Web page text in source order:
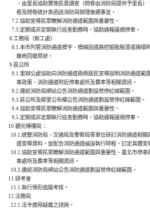
，由里長協助實施民意調查（問卷由消防局提供予里長
            卷及問卷統計表函送消防局辦理後續事宜。
        7.2.協助宣導民眾瞭解消防通道範圍與重要性。
        7.3.定期或非定期執行巡查勤務時，協助通報違規停車。
      8.工務局（新工處）
8.1.本市列管消防通道標字、標線因道路挖掘致脫落或損
            廠商回復原狀。
      9.區公所
9.1.里辦公處協助向消防通道兩側居民宣導說明消防通道
            車政策、消防通道附近停車處所及費率等相關資訊。
        9.2.連結消防局網站公告消防通道劃設禁停紅線範圍。
        9.3.區公所及鄰里公布欄公告消防通道劃設禁停紅線範圍。
        9.4.協助宣導民眾瞭解消防通道範圍與重要性。
        9.5.定期或非定期執行巡查勤務時，協助通報違規停車。
     10.觀光傳播局：
10.1.統整消防局、交通局及警察局等單位研訂消防通道相
道宣導資料，並配合消防通道繪設執行時程，訂定具體宣
10.2.協助宣導民眾瞭解消防通道範圍與重要性、臺北市停
            車處所及費率等相關資訊。
       10.3.連結消防局網站公告消防通道劃設禁停紅線範圍。
     11.研考會
       11.1.執行情形追蹤考核。
     12.法務局